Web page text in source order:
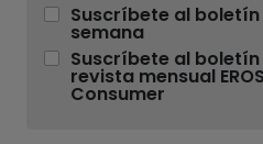
Suscríbete al boletín
semana
Suscríbete al boletín
revista mensual
Consumer